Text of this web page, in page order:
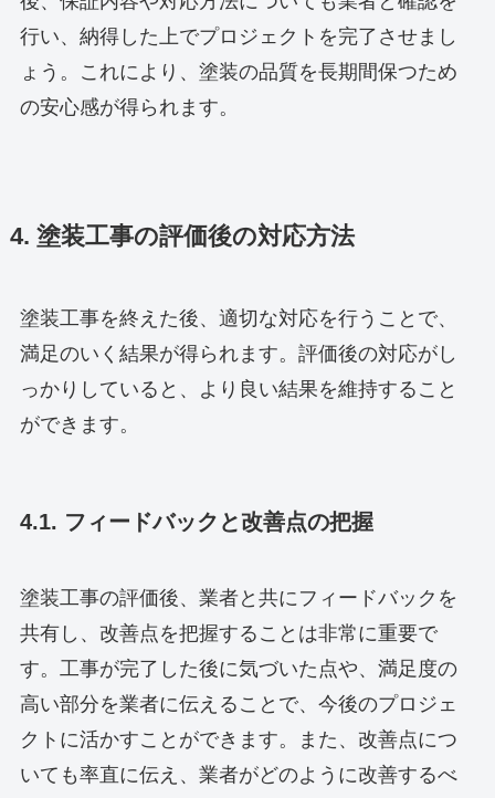
行い、納得した上でプロジェクトを完了させまし
ょう。これにより、塗装の品質を長期間保つため
の安心感が得られます。
4. 塗装工事の評価後の対応方法
塗装工事を終えた後、適切な対応を行うことで、
満足のいく結果が得られます。評価後の対応がし
っかりしていると、より良い結果を維持すること
ができます。
4.1. フィードバックと改善点の把握
塗装工事の評価後、業者と共にフィードバックを
共有し、改善点を把握することは非常に重要で
す。工事が完了した後に気づいた点や、満足度の
高い部分を業者に伝えることで、今後のプロジェ
クトに活かすことができます。また、改善点につ
いても率直に伝え、業者がどのように改善するべ